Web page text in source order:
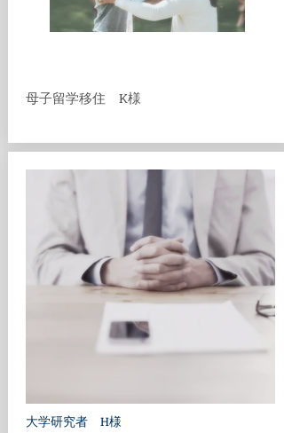
​母子留学移住 K様​
​大学研究者 H様